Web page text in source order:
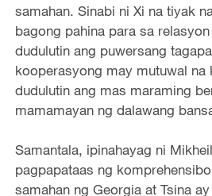
samahan. Sinabi ni Xi na tiyak
bagong pahina para sa
dudulutin ang puwersang
kooperasyong may mutuwal na
dudulutin ang mas maraming
mamamayan ng dalawang
Samantala, ipinahayag ni
pagpapataas ng
samahan ng Georgia at Tsina